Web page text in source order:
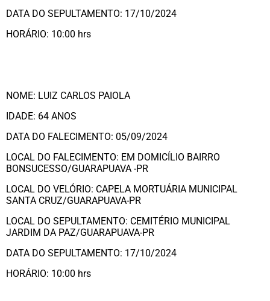
DATA DO SEPULTAMENTO: 17/10/2024
HORÁRIO: 10:00 hrs
NOME: LUIZ CARLOS PAIOLA
IDADE: 64 ANOS
DATA DO FALECIMENTO: 05/09/2024
LOCAL DO FALECIMENTO: EM DOMICÍLIO BAIRRO
BONSUCESSO/GUARAPUAVA -PR
LOCAL DO VELÓRIO: CAPELA MORTUÁRIA MUNICIPAL
SANTA CRUZ/GUARAPUAVA-PR
LOCAL DO SEPULTAMENTO: CEMITÉRIO MUNICIPAL
JARDIM DA PAZ/GUARAPUAVA-PR
DATA DO SEPULTAMENTO: 17/10/2024
HORÁRIO: 10:00 hrs